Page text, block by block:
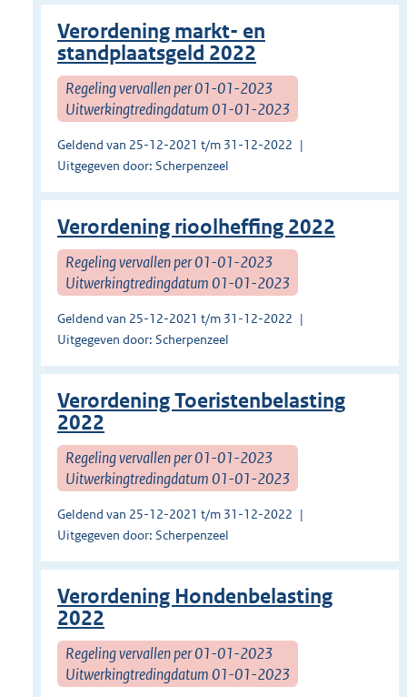
Verordening markt- en
standplaatsgeld 2022
Regeling vervallen per 01-01-2023
Uitwerkingtredingdatum 01-01-2023
Geldend van 25-12-2021 t/m 31-12-2022
Uitgegeven door: Scherpenzeel
Verordening rioolheffing 2022
Regeling vervallen per 01-01-2023
Uitwerkingtredingdatum 01-01-2023
Geldend van 25-12-2021 t/m 31-12-2022
Uitgegeven door: Scherpenzeel
Verordening Toeristenbelasting
2022
Regeling vervallen per 01-01-2023
Uitwerkingtredingdatum 01-01-2023
Geldend van 25-12-2021 t/m 31-12-2022
Uitgegeven door: Scherpenzeel
Verordening Hondenbelasting
2022
Regeling vervallen per 01-01-2023
Uitwerkingtredingdatum 01-01-2023